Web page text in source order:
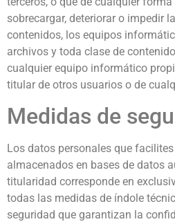
sobrecargar, deteriorar o impedir
contenidos, los equipos
archivos y toda clase de
cualquier equipo informático
titular de otros usuarios o de
Medidas de
Los datos personales que
almacenados en bases de datos
titularidad corresponde en
todas las medidas de índole
seguridad que garantizan la